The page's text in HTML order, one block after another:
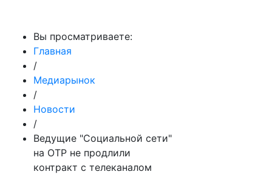
Вы просматриваете:
Главная
/
Медиарынок
/
Новости
/
Ведущие "Социальной сети"
на ОТР не продлили
контракт с телеканалом